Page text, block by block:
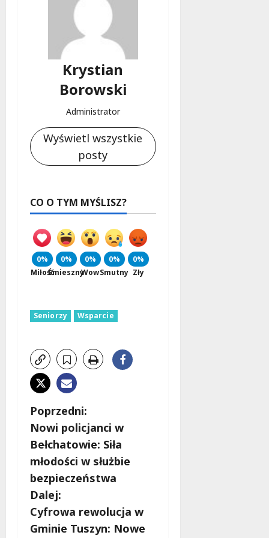
Krystian
Borowski
Administrator
Wyświetl wszystkie
posty
CO O TYM MYŚLISZ?
0%
Miłość
0%
Śmieszny
0%
Wow
0%
Smutny
0%
Zły
Seniorzy Wsparcie
Z
o
b
a
c
Poprzedni:
Nowi policjanci w
Bełchatowie: Siła
młodości w służbie
bezpieczeństwa
Dalej:
Cyfrowa rewolucja w
Gminie Tuszyn: Nowe